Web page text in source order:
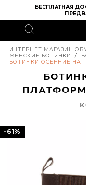
БЕСПЛАТНАЯ
ИНТЕРНЕТ МАГАЗИН
ЖЕНСКИЕ БОТИНКИ
/
БОТИНКИ ОСЕННИЕ НА
-61%